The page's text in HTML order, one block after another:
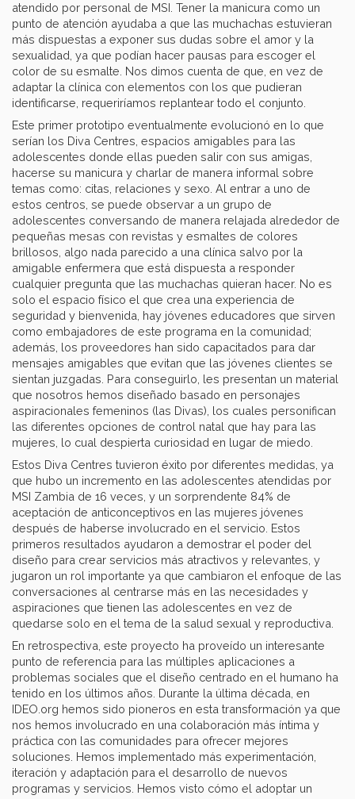
atendido por personal de MSI. Tener la manicura como un
punto de atención ayudaba a que las muchachas estuvieran
más dispuestas a exponer sus dudas sobre el amor y la
sexualidad, ya que podían hacer pausas para escoger el
color de su esmalte. Nos dimos cuenta de que, en vez de
adaptar la clínica con elementos con los que pudieran
identificarse, requeriríamos replantear todo el conjunto.
Este primer prototipo eventualmente evolucionó en lo que
serían los Diva Centres, espacios amigables para las
adolescentes donde ellas pueden salir con sus amigas,
hacerse su manicura y charlar de manera informal sobre
temas como: citas, relaciones y sexo. Al entrar a uno de
estos centros, se puede observar a un grupo de
adolescentes conversando de manera relajada alrededor de
pequeñas mesas con revistas y esmaltes de colores
brillosos, algo nada parecido a una clínica salvo por la
amigable enfermera que está dispuesta a responder
cualquier pregunta que las muchachas quieran hacer. No es
solo el espacio físico el que crea una experiencia de
seguridad y bienvenida, hay jóvenes educadores que sirven
como embajadores de este programa en la comunidad;
además, los proveedores han sido capacitados para dar
mensajes amigables que evitan que las jóvenes clientes se
sientan juzgadas. Para conseguirlo, les presentan un material
que nosotros hemos diseñado basado en personajes
aspiracionales femeninos (las Divas), los cuales personifican
las diferentes opciones de control natal que hay para las
mujeres, lo cual despierta curiosidad en lugar de miedo.
Estos Diva Centres tuvieron éxito por diferentes medidas, ya
que hubo un incremento en las adolescentes atendidas por
MSI Zambia de 16 veces, y un sorprendente 84% de
aceptación de anticonceptivos en las mujeres jóvenes
después de haberse involucrado en el servicio. Estos
primeros resultados ayudaron a demostrar el poder del
diseño para crear servicios más atractivos y relevantes, y
jugaron un rol importante ya que cambiaron el enfoque de las
conversaciones al centrarse más en las necesidades y
aspiraciones que tienen las adolescentes en vez de
quedarse solo en el tema de la salud sexual y reproductiva.
En retrospectiva, este proyecto ha proveído un interesante
punto de referencia para las múltiples aplicaciones a
problemas sociales que el diseño centrado en el humano ha
tenido en los últimos años. Durante la última década, en
IDEO.org hemos sido pioneros en esta transformación ya que
nos hemos involucrado en una colaboración más íntima y
práctica con las comunidades para ofrecer mejores
soluciones. Hemos implementado más experimentación,
iteración y adaptación para el desarrollo de nuevos
programas y servicios. Hemos visto cómo el adoptar un